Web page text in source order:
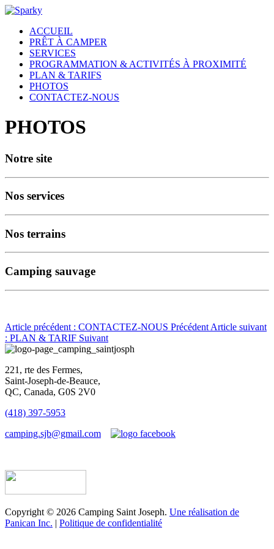
ACCUEIL
PRÊT À CAMPER
SERVICES
PROGRAMMATION & ACTIVITÉS À PROXIMITÉ
PLAN & TARIFS
PHOTOS
CONTACTEZ-NOUS
PHOTOS
Notre site
Nos services
Nos terrains
Camping sauvage
Article précédent : CONTACTEZ-NOUS Précédent Article suivant
: PLAN & TARIF Suivant
221, rte des Fermes,
Saint-Joseph-de-Beauce,
QC, Canada, G0S 2V0
(418) 397-5953
camping.sjb@gmail.com
Copyright © 2026 Camping Saint Joseph. Une réalisation de
Panican Inc. | Politique de confidentialité